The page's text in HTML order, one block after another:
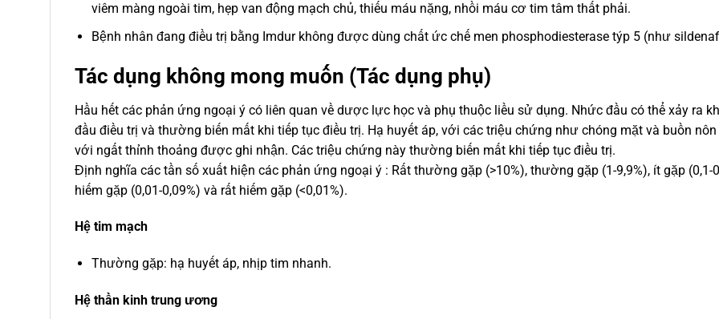
viêm màng ngoài tim, hẹp van động mạch chủ, thiếu máu nặng, nhồi máu cơ tim tâm thất phải.
Bệnh nhân đang điều trị bằng Imdur không được dùng chất ức chế men phosphodiesterase týp 5 (như
Tác dụng không mong muốn (Tác dụng phụ)
Hầu hết các phản ứng ngoại ý có liên quan về dược lực học và phụ thuộc liều sử dụng. Nhức đầu có thể xảy ra
đầu điều trị và thường biến mất khi tiếp tục điều trị. Hạ huyết áp, với các triệu chứng như chóng mặt và buồn nôn
với ngất thỉnh thoảng được ghi nhận. Các triệu chứng này thường biến mất khi tiếp tục điều trị.
Định nghĩa các tần số xuất hiện các phản ứng ngoại ý : Rất thường gặp (>10%), thường gặp (1-9,9%), ít gặp (0,1-
hiếm gặp (0,01-0,09%) và rất hiếm gặp (<0,01%).
Hệ tim mạch
Thường gặp: hạ huyết áp, nhịp tim nhanh.
Hệ thần kinh trung ương